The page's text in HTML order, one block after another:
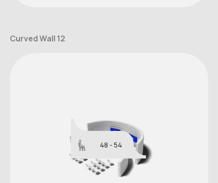
Curved Wall 12
48 - 54